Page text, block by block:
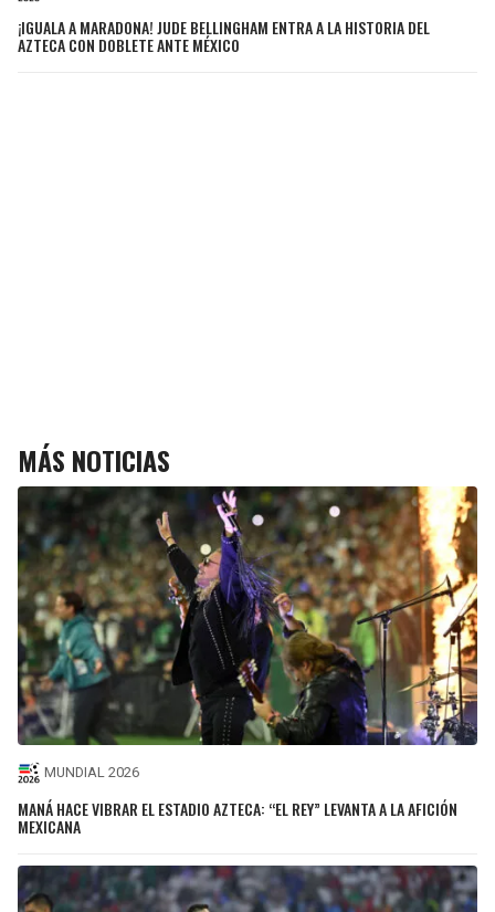
¡IGUALA A MARADONA! JUDE BELLINGHAM ENTRA A LA HISTORIA DEL
AZTECA CON DOBLETE ANTE MÉXICO
MÁS NOTICIAS
MUNDIAL 2026
MANÁ HACE VIBRAR EL ESTADIO AZTECA: “EL REY” LEVANTA A LA AFICIÓN
MEXICANA